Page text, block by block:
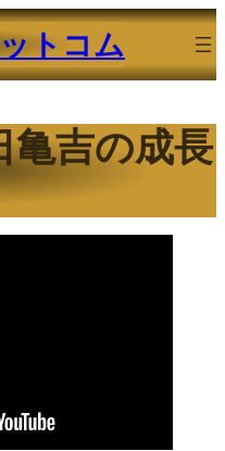
トコム
吉の成長